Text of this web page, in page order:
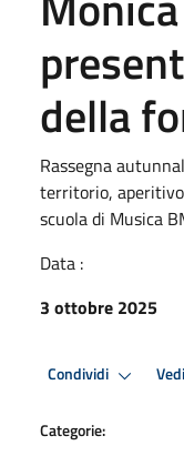
della
Rassegna
territorio,
scuola di Musica
Data :
3 ottobre 2025
Condividi
Categorie: